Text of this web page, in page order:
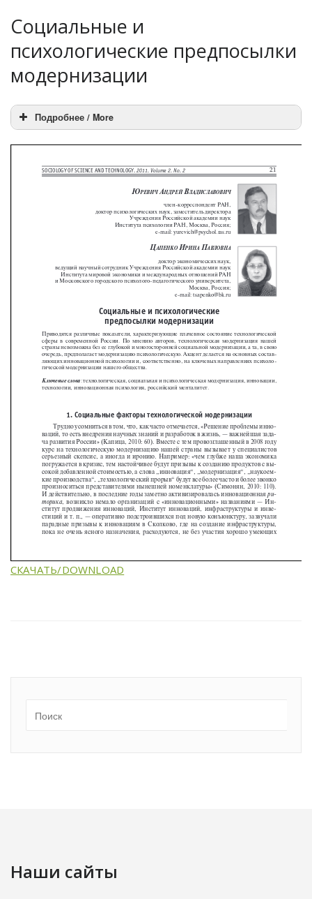
Социальные и
психологические предпосылки
модернизации
Подробнее / More
СКАЧАТЬ/DOWNLOAD
Наши сайты